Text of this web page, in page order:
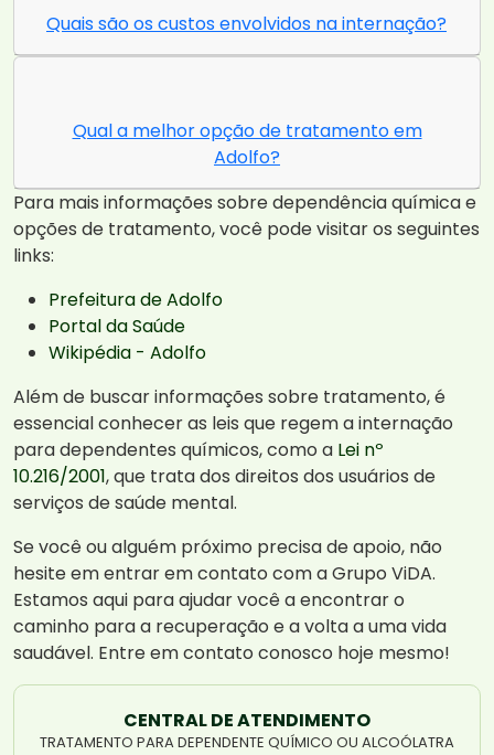
Quais são os custos envolvidos na internação?
Qual a melhor opção de tratamento em
Adolfo?
Para mais informações sobre dependência química e
opções de tratamento, você pode visitar os seguintes
links:
Prefeitura de Adolfo
Portal da Saúde
Wikipédia - Adolfo
Além de buscar informações sobre tratamento, é
essencial conhecer as leis que regem a internação
para dependentes químicos, como a Lei nº
10.216/2001, que trata dos direitos dos usuários de
serviços de saúde mental.
Se você ou alguém próximo precisa de apoio, não
hesite em entrar em contato com a Grupo ViDA.
Estamos aqui para ajudar você a encontrar o
caminho para a recuperação e a volta a uma vida
saudável. Entre em contato conosco hoje mesmo!
CENTRAL DE ATENDIMENTO
TRATAMENTO PARA DEPENDENTE QUÍMICO OU ALCOÓLATRA